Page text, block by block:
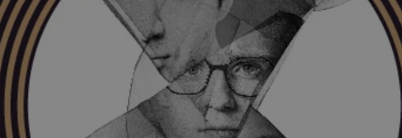
sesji.
sesji.
sesji.
usługę Cookie-
pliki cookie. Jest
Script.com